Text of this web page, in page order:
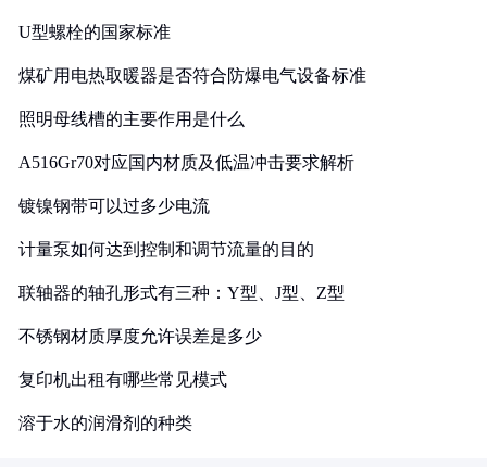
U型螺栓的国家标准
煤矿用电热取暖器是否符合防爆电气设备标准
照明母线槽的主要作用是什么
A516Gr70对应国内材质及低温冲击要求解析
镀镍钢带可以过多少电流
计量泵如何达到控制和调节流量的目的
联轴器的轴孔形式有三种：Y型、J型、Z型
不锈钢材质厚度允许误差是多少
复印机出租有哪些常见模式
溶于水的润滑剂的种类